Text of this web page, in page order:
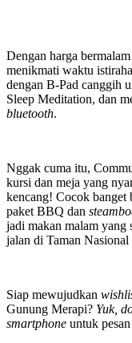
Dengan harga
menikmati waktu
dengan B-Pad canggih
Sleep Meditation, dan
bluetooth.
Nggak cuma itu,
kursi dan meja yang
kencang! Cocok banget
paket BBQ dan
jadi makan malam yang
jalan di Taman
Siap mewujudkan
Gunung Merapi? Yuk,
smartphone untuk